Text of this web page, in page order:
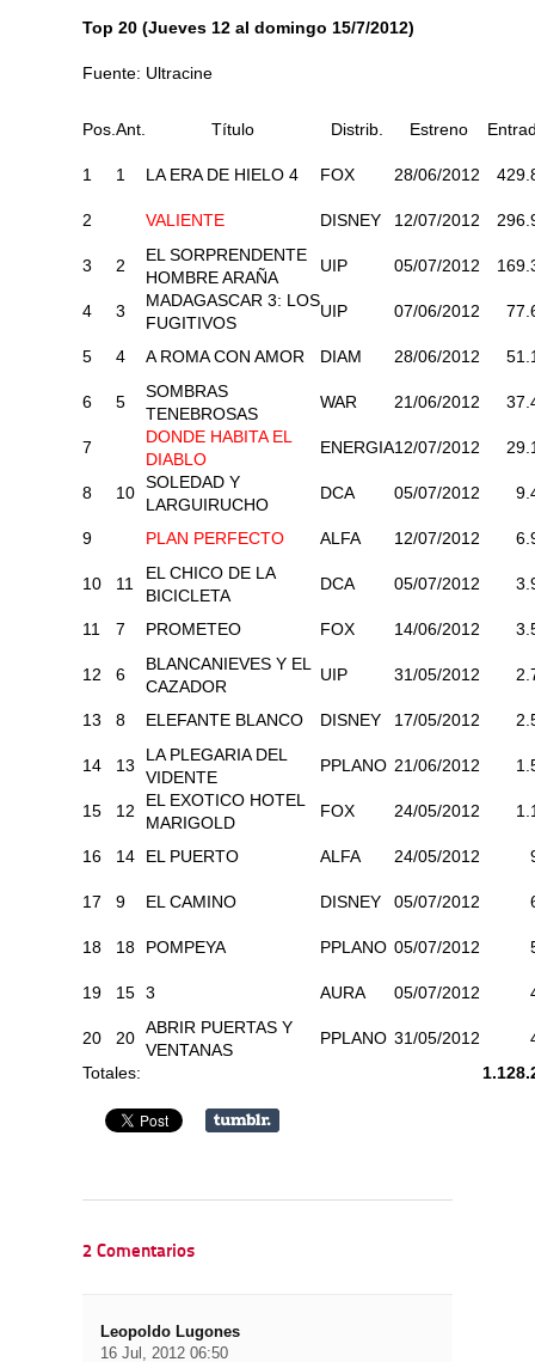
Top 20 (Jueves 12 al domingo 15/7/2012)
Fuente: Ultracine
Pos. Ant. Título Distrib. Estreno
1 1 LA ERA DE HIELO 4 FOX 28/06/2012
2 VALIENTE DISNEY 12/07/2012
3 2
EL SORPRENDENTE
HOMBRE ARAÑA
UIP 05/07/2012
4 3
MADAGASCAR 3: LOS
FUGITIVOS
UIP 07/06/2012
5 4 A ROMA CON AMOR DIAM 28/06/2012
6 5
SOMBRAS
TENEBROSAS
WAR 21/06/2012
7
DONDE HABITA EL
DIABLO
ENERGIA12/07/2012
8 10
SOLEDAD Y
LARGUIRUCHO
DCA 05/07/2012
9 PLAN PERFECTO ALFA 12/07/2012
10 11
EL CHICO DE LA
BICICLETA
DCA 05/07/2012
11 7 PROMETEO FOX 14/06/2012
12 6
BLANCANIEVES Y EL
CAZADOR
UIP 31/05/2012
13 8 ELEFANTE BLANCO DISNEY 17/05/2012
14 13
LA PLEGARIA DEL
VIDENTE
PPLANO 21/06/2012
15 12
EL EXOTICO HOTEL
MARIGOLD
FOX 24/05/2012
16 14 EL PUERTO ALFA 24/05/2012
17 9 EL CAMINO DISNEY 05/07/2012
18 18 POMPEYA PPLANO 05/07/2012
19 15 3 AURA 05/07/2012
20 20
ABRIR PUERTAS Y
VENTANAS
PPLANO 31/05/2012
Totales:
2 Comentarios
Leopoldo Lugones
16 Jul, 2012 06:50